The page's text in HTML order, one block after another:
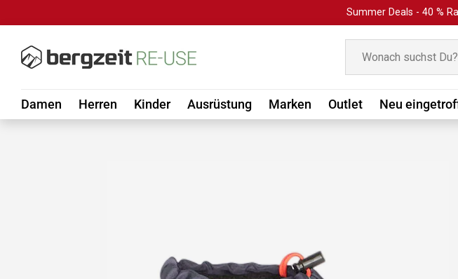
Summer Deals - 40 %
Damen Herren Kinder Ausrüstung Marken Outlet Neu